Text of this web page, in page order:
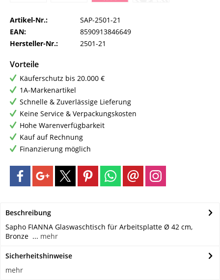
Artikel-Nr.:
SAP-2501-21
EAN:
8590913846649
Hersteller-Nr.:
2501-21
Vorteile
Käuferschutz bis 20.000 €
1A-Markenartikel
Schnelle & Zuverlässige Lieferung
Keine Service & Verpackungskosten
Hohe Warenverfügbarkeit
Kauf auf Rechnung
Finanzierung möglich
Beschreibung
Sapho FIANNA Glaswaschtisch für Arbeitsplatte Ø 42 cm,
Bronze ... mehr
Sicherheitshinweise
mehr